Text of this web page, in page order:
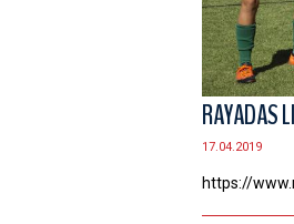
RAYADAS
17.04.2019
https://